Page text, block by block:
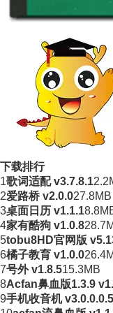
下载排行
1歌词适配 v3.7.8.1
2爱路桥 v2.0.027.8MB
3桌面日历 v1.1.1
4家有酷狗 v1.0.8
5tobu8HD官网版
6橘子教育 v1.0.0
7号外 v1.8.515.3MB
8Acfan鼻血版1.3.9
9手机收音机 v3.0.0.0.5